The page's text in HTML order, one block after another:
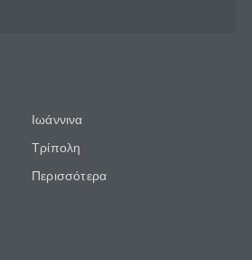
Ιωάννινα
Τρίπολη
Περισσότερα